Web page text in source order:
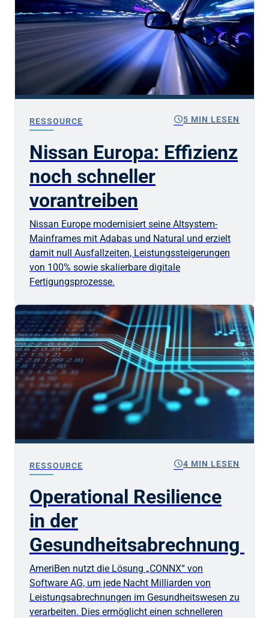
RESSOURCE schedule5 MIN LESEN
Nissan Europa: Effizienz
noch schneller
vorantreiben
Nissan Europe modernisiert seine Altsystem-
Mainframes mit Adabas und Natural und erzielt
damit null Ausfallzeiten, Leistungssteigerungen
von 100% sowie skalierbare digitale
Fertigungsprozesse.
RESSOURCE schedule4 MIN LESEN
Operational Resilience
in der
Gesundheitsabrechnung
AmeriBen nutzt die Lösung „CONNX“ von
Software AG, um jede Nacht Milliarden von
Leistungsabrechnungen im Gesundheitswesen zu
verarbeiten. Dies ermöglicht einen schnelleren